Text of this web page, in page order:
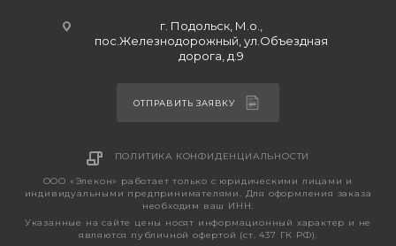
г. Подольск, М.о.,
пос.Железнодорожный, ул.Объездная
дорога, д.9
ОТПРАВИТЬ ЗАЯВКУ
ПОЛИТИКА КОНФИДЕНЦИАЛЬНОСТИ
ООО «Элекон» работает только с юридическими лицами и
индивидуальными предпринимателями. Для оформления заказа
необходим ваш ИНН.
Указанные на сайте цены носят информационный характер и не
являются публичной офертой (ст. 437 ГК РФ).